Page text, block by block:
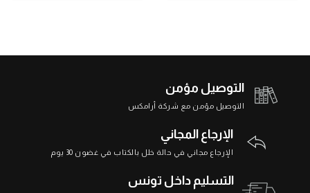
التوصيل مؤمن
التوصيل مؤمن مع شركة أرامكس
الإرجاع المجاني
الإرجاع مجاني في حالة خلل بالكتاب في غضون 30 يوم
التسليم داخل تونس